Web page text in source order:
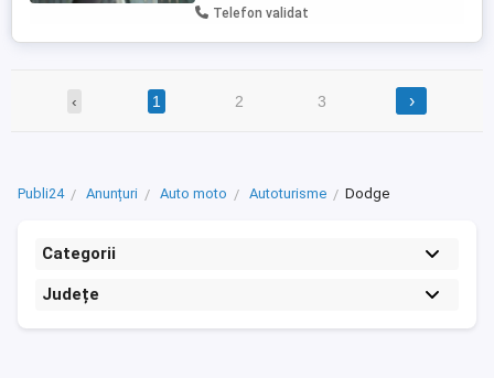
Telefon validat
‹ 1 2 3 ›
Publi24 Anunțuri Auto moto Autoturisme Dodge
Categorii
Județe